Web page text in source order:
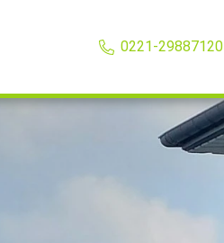
0221-29887120